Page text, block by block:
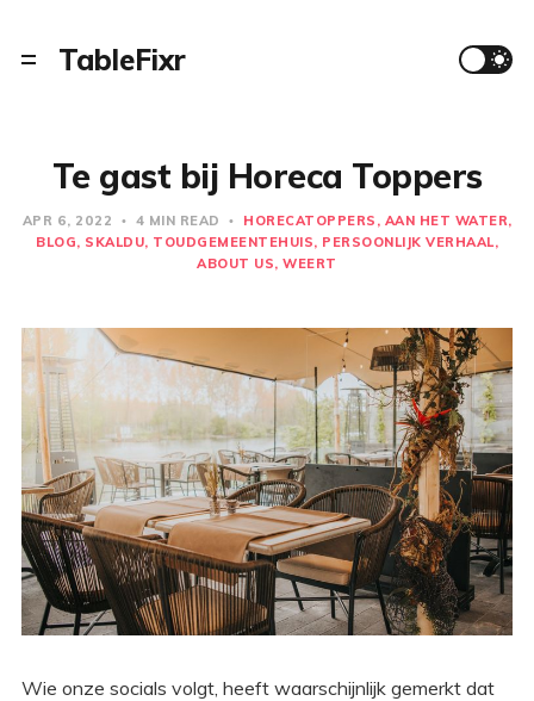
TableFixr
Te gast bij Horeca Toppers
APR 6, 2022 4 MIN READ HORECATOPPERS
AAN HET WATER
BLOG
SKALDU TOUDGEMEENTEHUIS
PERSOONLIJK VERHAAL
ABOUT US WEERT
Wie onze socials volgt, heeft waarschijnlijk gemerkt dat